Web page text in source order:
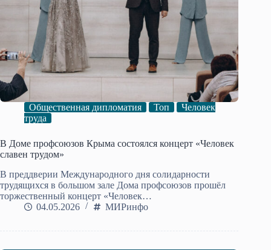
Общественная дипломатия Топ
Человек
труда
В Доме профсоюзов Крыма состоялся концерт «Человек
славен трудом»
В преддверии Международного дня солидарности
трудящихся в большом зале Дома профсоюзов прошёл
торжественный концерт «Человек…
04.05.2026
МИРинфо